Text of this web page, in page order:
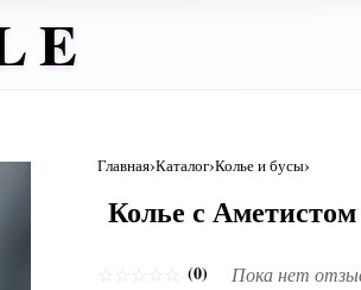
Главная Каталог Колье и бусы
Колье с
(0) Пока нет